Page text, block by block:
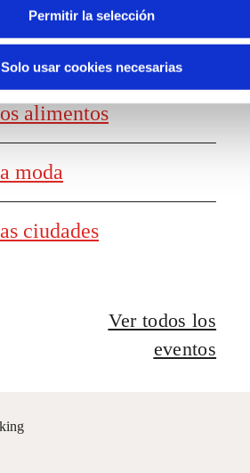
Permitir la selección
Solo usar cookies necesarias
alimentos
moda
ciudades
Ver todos los
eventos